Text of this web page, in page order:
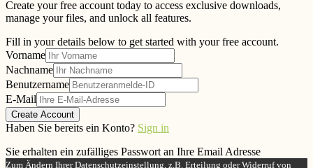
Create your free account today to access exclusive downloads,
manage your files, and unlock all features.
Fill in your details below to get started with your free account.
Vorname
Nachname
Benutzername
E-Mail
Create Account
Haben Sie bereits ein Konto? Sign in
Sie erhalten ein zufälliges Passwort an Ihre Email Adresse
Zum Ändern Ihrer Datenschutzeinstellung, z.B. Erteilung oder Widerruf von